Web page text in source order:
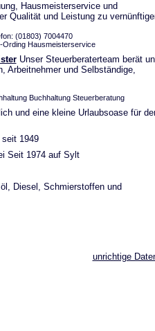
Hausmeisterservice und
Qualität und Leistung zu
(01803) 7004470
Ording Hausmeisterservice
Unser Steuerberaterteam berät
Arbeitnehmer und Selbständige,
Buchhaltung Steuerberatung
und eine kleine Urlaubsoase für
1949
Seit 1974 auf Sylt
Diesel, Schmierstoffen und
unrichtige